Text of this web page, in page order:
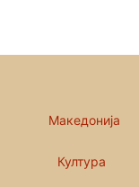
Македонија
Култура